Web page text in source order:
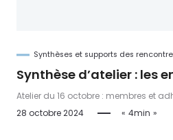
Synthèses et supports des
Synthèse d’atelier : les
Atelier du 16 octobre : membres et
des enquêtes internes en
réflexions et fiche pratique sont
28 octobre 2024 4min